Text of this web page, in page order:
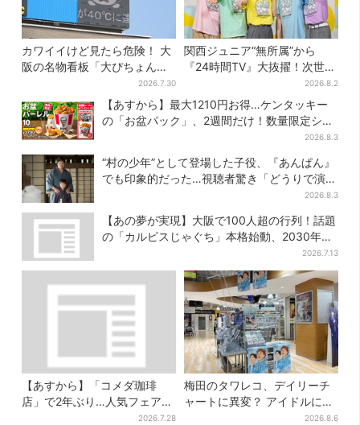
カワイイけど見たら危険！ 大
阪の名物看板「大ぴちょんく
ん」に異変、青→真っ黒に…
2026.7.30
関西ジュニア“無所属”から
『24時間TV』大抜擢！次世代
スターと期待「まさか僕
が…」
2026.8.2
【あすから】最大1210円お得…ケンタッキー
の「お盆パック」、2週間だけ！数量限定シー
2026.8.3
“村の少年”として登場した子役、『あんぱん』
でも印象的だった…視聴者驚き「どうりで演技
2026.8.3
【あの夢が実現】大阪で100人超の行列！話題
の「カルピスじゃぐち」本格始動、2030年ま
2026.7.13
【あすから】「コメダ珈琲
店」で2年ぶり…人気フェアが
復活！“ハワイ旅行が当た2026.7.28
梅田のタワレコ、デイリーチ
ャートに異変？ アイドルに混
じり“マユリカ”が1位に…お笑
2026.8.6